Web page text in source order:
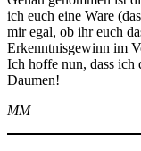
ich euch eine Ware
mir egal, ob ihr euch
Erkenntnisgewinn im
Ich hoffe nun, dass ich
Daumen!
MM